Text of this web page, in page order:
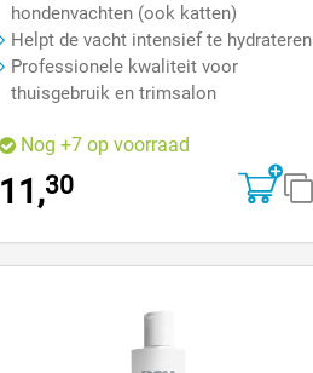
hondenvachten (ook katten)
Helpt de vacht intensief te hydrateren
Professionele kwaliteit voor
thuisgebruik en trimsalon
Nog +7 op voorraad
11,30